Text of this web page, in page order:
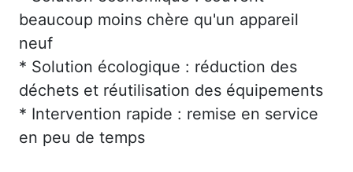
beaucoup moins chère qu'un appareil
neuf
* Solution écologique : réduction des
déchets et réutilisation des équipements
* Intervention rapide : remise en service
en peu de temps